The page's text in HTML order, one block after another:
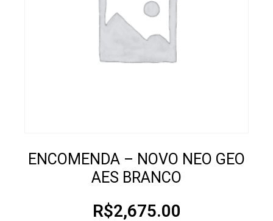
ENCOMENDA – NOVO NEO GEO
AES BRANCO
R$2,675.00